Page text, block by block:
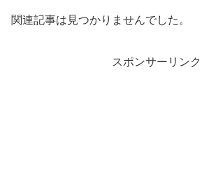
関連記事は見つかりませんでした。
スポンサーリンク